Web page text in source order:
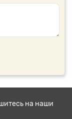
на наши